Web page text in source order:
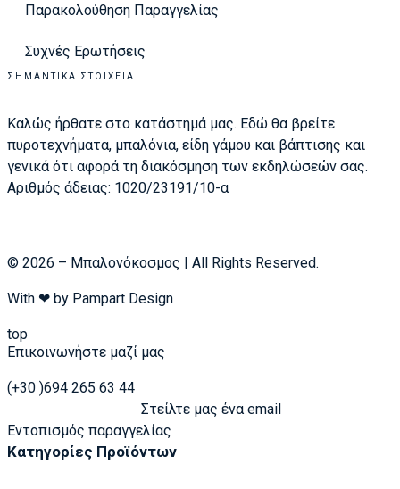
Παρακολούθηση Παραγγελίας
Συχνές Ερωτήσεις
ΣΗΜΑΝΤΙΚΆ ΣΤΟΙΧΕΊΑ
Καλώς ήρθατε στο κατάστημά μας. Εδώ θα βρείτε
πυροτεχνήματα, μπαλόνια, είδη γάμου και βάπτισης και
γενικά ότι αφορά τη διακόσμηση των εκδηλώσεών σας.
Αριθμός άδειας: 1020/23191/10-α
© 2026 – Μπαλονόκοσμος | All Rights Reserved.
With ❤ by Pampart Design
top
Επικοινωνήστε μαζί μας
(+30 )694 265 63 44
Στείλτε μας ένα email
Εντοπισμός παραγγελίας
Κατηγορίες Προϊόντων